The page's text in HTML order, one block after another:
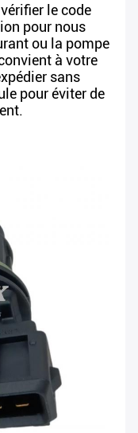
le code
pour nous
ou la pompe
à votre
sans
pour éviter de